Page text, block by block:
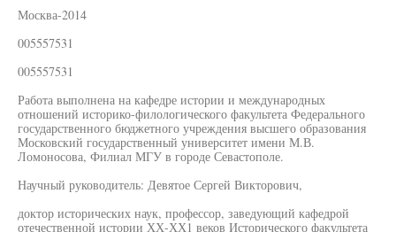
Москва-2014
005557531
005557531
Работа выполнена на кафедре истории и международных
отношений историко-филологического факультета Федерального
государственного бюджетного учреждения высшего образования
Московский государственный университет имени М.В.
Ломоносова, Филиал МГУ в городе Севастополе.
Научный руководитель: Девятое Сергей Викторович,
доктор исторических наук, профессор, заведующий кафедрой
отечественной истории ХХ-ХХ1 веков Исторического факультета